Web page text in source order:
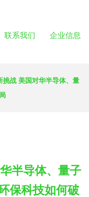
联系我们 企业信息
挑战 美国对华半导体、量
半导体、量子
保科技如何破